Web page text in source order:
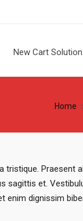
New Cart Solution
Home
tristique. Praesent
sagittis et.
enim dignissim